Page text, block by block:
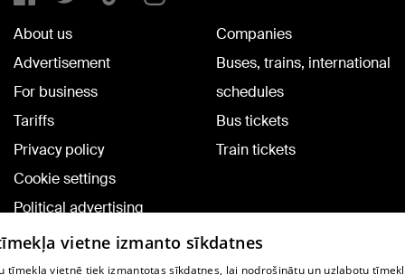
About us
Advertisement
For business
Tariffs
Privacy policy
Cookie settings
Political advertising
Cookie policy
Commenting terms
Companies
Buses, trains, international
schedules
Bus tickets
Train tickets
vietne izmanto sīkdatnes
tīmekļa vietnē tiek izmantotas sīkdatnes, lai nodrošinātu un uzlabotu